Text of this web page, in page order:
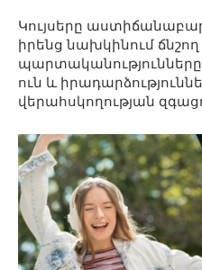
Կույսերը
իրենց նախկինում
ուն և
վերահսկողության